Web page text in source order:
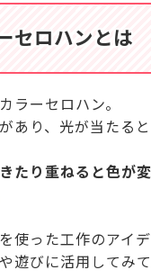
セロハンとは
ラーセロハン。
あり、光が当たる
たり重ねると色が
使った工作のアイデ
遊びに活用してみて